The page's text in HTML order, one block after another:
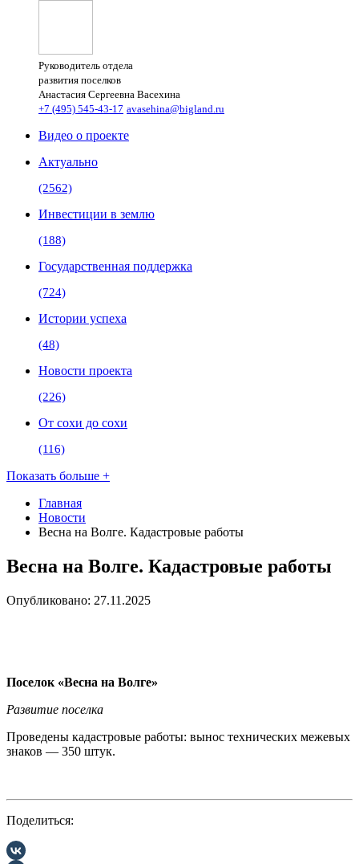
Руководитель отдела
развития поселков
Анастасия Сергеевна Васехина
+7 (495) 545-43-17 avasehina@bigland.ru
Видео о проекте
Актуально
(2562)
Инвестиции в землю
(188)
Государственная поддержка
(724)
Истории успеха
(48)
Новости проекта
(226)
От сохи до сохи
(116)
Показать больше +
Главная
Новости
Весна на Волге. Кадастровые работы
Весна на Волге. Кадастровые работы
Опубликовано: 27.11.2025
Поселок «Весна на Волге»
Развитие поселка
Проведены кадастровые работы: вынос технических межевых
знаков — 350 штук.
Поделиться: